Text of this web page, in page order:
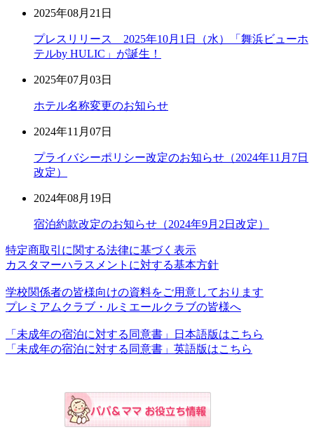
2025年08月21日
プレスリリース 2025年10月1日（水）「舞浜ビューホ
テルby HULIC」が誕生！
2025年07月03日
ホテル名称変更のお知らせ
2024年11月07日
プライバシーポリシー改定のお知らせ（2024年11月7日
改定）
2024年08月19日
宿泊約款改定のお知らせ（2024年9月2日改定）
特定商取引に関する法律に基づく表示
カスタマーハラスメントに対する基本方針
学校関係者の皆様向けの資料をご用意しております
プレミアムクラブ・ルミエールクラブの皆様へ
「未成年の宿泊に対する同意書」日本語版はこちら
「未成年の宿泊に対する同意書」英語版はこちら